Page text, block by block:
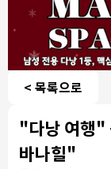
< 목록으로
"다낭 여행"
바나힐"